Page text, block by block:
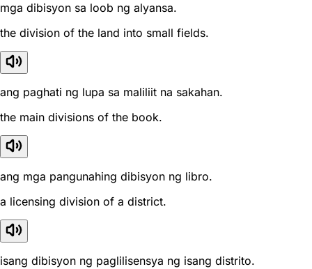
mga dibisyon sa loob ng alyansa.
the division of the land into small fields.
ang paghati ng lupa sa maliliit na sakahan.
the main divisions of the book.
ang mga pangunahing dibisyon ng libro.
a licensing division of a district.
isang dibisyon ng paglilisensya ng isang distrito.